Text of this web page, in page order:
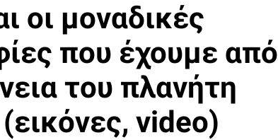
οι μοναδικές
που έχουμε από
του πλανήτη
video)